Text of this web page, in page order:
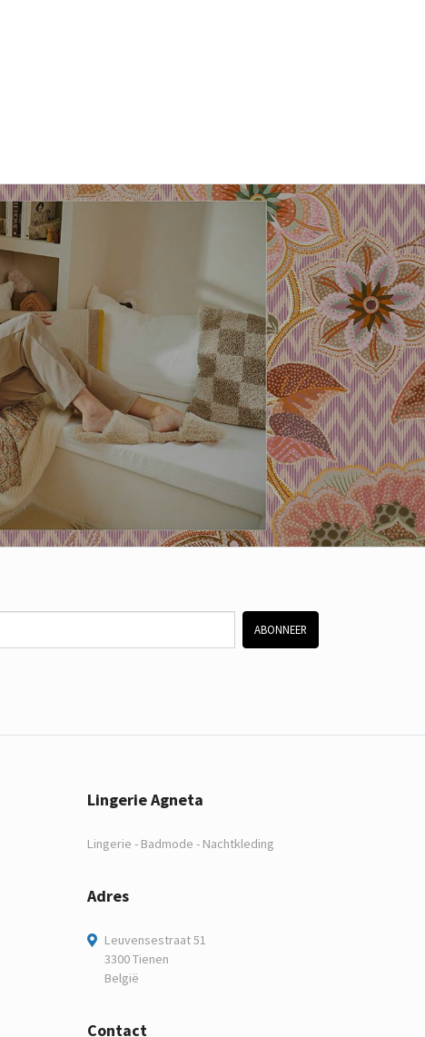
ABONNEER
Lingerie Agneta
Lingerie - Badmode - Nachtkleding
Adres
Leuvensestraat 51
3300 Tienen
België
Contact